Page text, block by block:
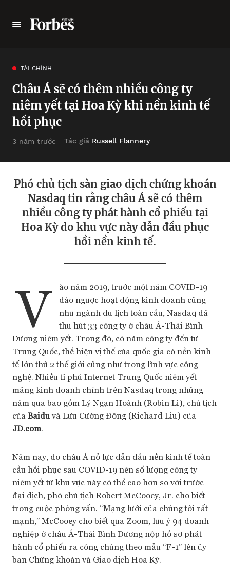
TÀI CHÍNH
Châu Á sẽ có thêm nhiều công ty
niêm yết tại Hoa Kỳ khi nền kinh tế
hồi phục
3 năm trước Tác giả Russell Flannery
Phó chủ tịch sàn giao dịch chứng khoán
Nasdaq tin rằng châu Á sẽ có thêm
nhiều công ty phát hành cổ phiếu tại
Hoa Kỳ do khu vực này dẫn đầu phục
hồi nền kinh tế.
V
ào năm 2019, trước một năm COVID-19
đảo ngược hoạt động kinh doanh cũng
như ngành du lịch toàn cầu, Nasdaq đã
thu hút 33 công ty ở châu Á-Thái Bình
Dương niêm yết. Trong đó, có năm công ty đến tư
Trung Quốc, thể hiện vị thế của quốc gia có nền kinh
tế lớn thứ 2 thế giới cũng như trong lĩnh vực công
nghệ. Nhiều tỉ phú Internet Trung Quốc niêm yết
mảng kinh doanh chính trên Nasdaq trong những
năm qua bao gồm Lý Ngạn Hoành (Robin Li), chủ tịch
của Baiduvà Lưu Cường Đông (Richard Liu) của
JD.com.
Năm nay, do châu Á nỗ lực dẫn đầu nền kinh tế toàn
cầu hồi phục sau COVID-19 nên số lượng công ty
niêm yết từ khu vực này có thể cao hơn so với trước
đại dịch, phó chủ tịch Robert McCooey, Jr. cho biết
trong cuộc phỏng vấn. “Mạng lưới của chúng tôi rất
mạnh,” McCooey cho biết qua Zoom, lưu ý 94 doanh
nghiệp ở châu Á-Thái Bình Dương nộp hồ sơ phát
hành cổ phiếu ra công chúng theo mẫu “F-1” lên ủy
ban Chứng khoán và Giao dịch Hoa Kỳ.